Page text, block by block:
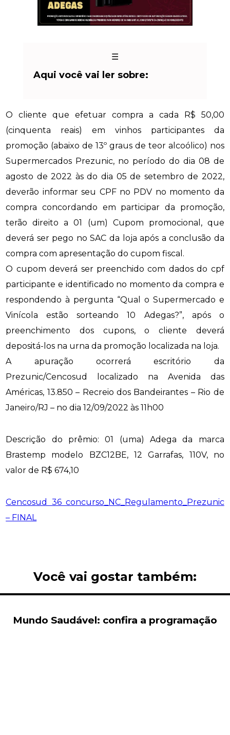
☰
Aqui você vai ler sobre:
O cliente que efetuar compra a cada R$ 50,00
(cinquenta reais) em vinhos participantes da
promoção (abaixo de 13º graus de teor alcoólico) nos
Supermercados Prezunic, no período do dia 08 de
agosto de 2022 às do dia 05 de setembro de 2022,
deverão informar seu CPF no PDV no momento da
compra concordando em participar da promoção,
terão direito a 01 (um) Cupom promocional, que
deverá ser pego no SAC da loja após a conclusão da
compra com apresentação do cupom fiscal.
O cupom deverá ser preenchido com dados do cpf
participante e identificado no momento da compra e
respondendo à pergunta “Qual o Supermercado e
Vinícola estão sorteando 10 Adegas?”, após o
preenchimento dos cupons, o cliente deverá
depositá-los na urna da promoção localizada na loja.
A apuração ocorrerá escritório da
Prezunic/Cencosud localizado na Avenida das
Américas, 13.850 – Recreio dos Bandeirantes – Rio de
Janeiro/RJ – no dia 12/09/2022 às 11h00
Descrição do prêmio: 01 (uma) Adega da marca
Brastemp modelo BZC12BE, 12 Garrafas, 110V, no
valor de R$ 674,10
Cencosud 36 concurso_NC_Regulamento_Prezunic
– FINAL
Você vai gostar também:
Mundo Saudável: confira a programação